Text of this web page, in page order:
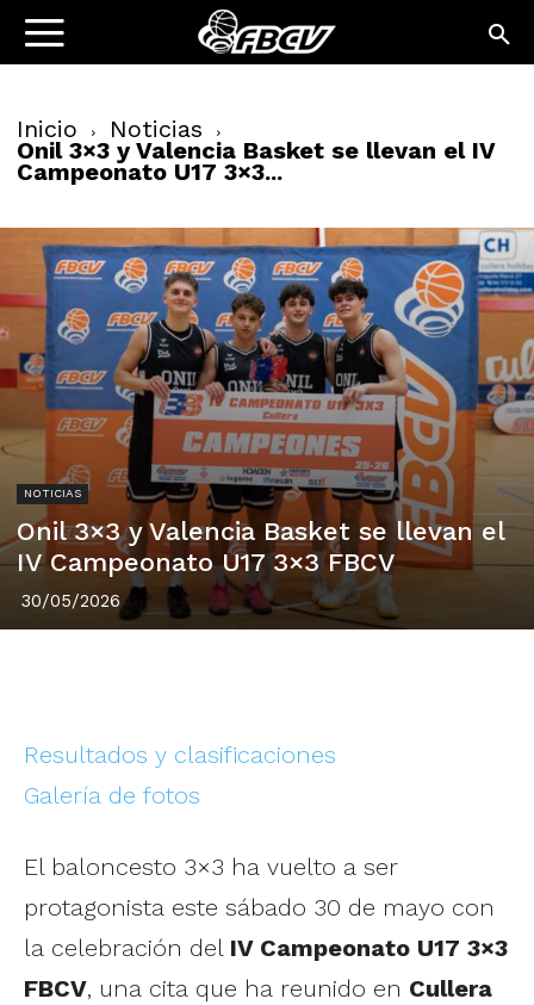
Inicio Noticias
Onil 3×3 y Valencia Basket se llevan el IV
Campeonato U17 3×3...
NOTICIAS
Onil 3×3 y Valencia Basket se llevan el
IV Campeonato U17 3×3 FBCV
30/05/2026
Resultados y clasificaciones
Galería de fotos
El baloncesto 3×3 ha vuelto a ser
protagonista este sábado 30 de mayo con
la celebración del IV Campeonato U17 3×3
FBCV, una cita que ha reunido en Cullera